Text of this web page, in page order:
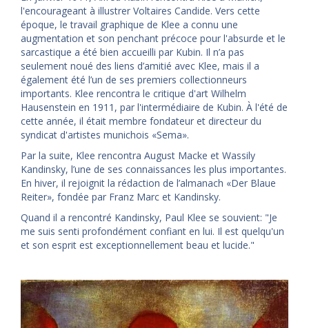
l'encourageant à illustrer Voltaires Candide. Vers cette
époque, le travail graphique de Klee a connu une
augmentation et son penchant précoce pour l'absurde et le
sarcastique a été bien accueilli par Kubin. Il n’a pas
seulement noué des liens d’amitié avec Klee, mais il a
également été l’un de ses premiers collectionneurs
importants. Klee rencontra le critique d'art Wilhelm
Hausenstein en 1911, par l'intermédiaire de Kubin. À l'été de
cette année, il était membre fondateur et directeur du
syndicat d'artistes munichois «Sema».
Par la suite, Klee rencontra August Macke et Wassily
Kandinsky, l’une de ses connaissances les plus importantes.
En hiver, il rejoignit la rédaction de l’almanach «Der Blaue
Reiter», fondée par Franz Marc et Kandinsky.
Quand il a rencontré Kandinsky, Paul Klee se souvient: "Je
me suis senti profondément confiant en lui. Il est quelqu'un
et son esprit est exceptionnellement beau et lucide."